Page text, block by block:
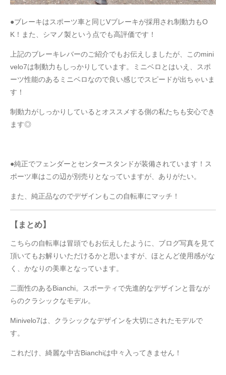
●ブレーキはスポーツ車と同じVブレーキが採用され制動力もO
K！また、シマノ製という点でも高評価です！
上記のブレーキレバーのご紹介でもお伝えしましたが、このmini
velo7は制動力もしっかりしています。ミニベロとはいえ、スポ
ーツ性能のあるミニベロなので良い感じでスピードが出ちゃいま
す！
制動力がしっかりしているとオススメする側の私たちも安心でき
ます◎
●純正でフェンダーとセンタースタンドが装備されています！ス
ポーツ車はこの辺が別売りとなっていますが、ありがたい。
また、純正品なのでデザインもこの自転車にマッチ！
【まとめ】
こちらの自転車は冒頭でもお伝えしたように、ブログ写真を見て
頂いてもお解りいただけるかと思いますが、ほとんど使用感がな
く、かなりの美車となっています。
二面性のあるBianchi。スポーティで先進的なデザインと昔なが
らのクラシックなモデル。
Minivelo7は、クラシックなデザインを大切にされたモデルで
す。
これだけ、綺麗な中古Bianchiは中々入ってきません！